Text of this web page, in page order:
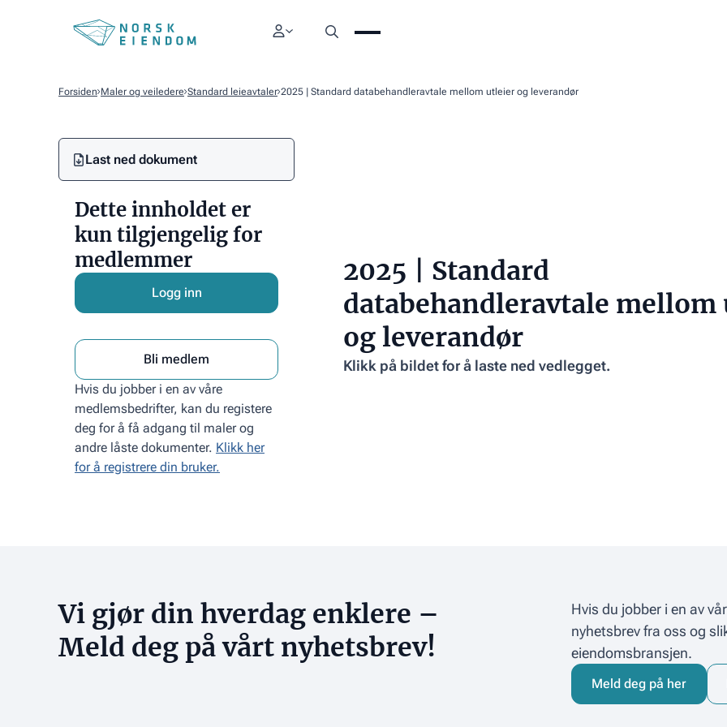
Forsiden Maler og veiledere Standard leieavtaler 2025 | Standard databehandleravtale mellom utleier og leverandør
Last ned dokument
Link
Text
Dette innholdet er
kun tilgjengelig for
medlemmer
Logg inn
Bli medlem
Hvis du jobber i en av våre
medlemsbedrifter, kan du registere
deg for å få adgang til maler og
andre låste dokumenter. Klikk her
for å registrere din bruker.
2025 | Standard
databehandleravtale
og leverandør
Klikk på bildet for å laste ned vedlegget.
Vi gjør din hverdag enklere –
Meld deg på vårt nyhetsbrev!
Hvis du jobber i en av
nyhetsbrev fra oss og
eiendomsbransjen.
Meld deg på her